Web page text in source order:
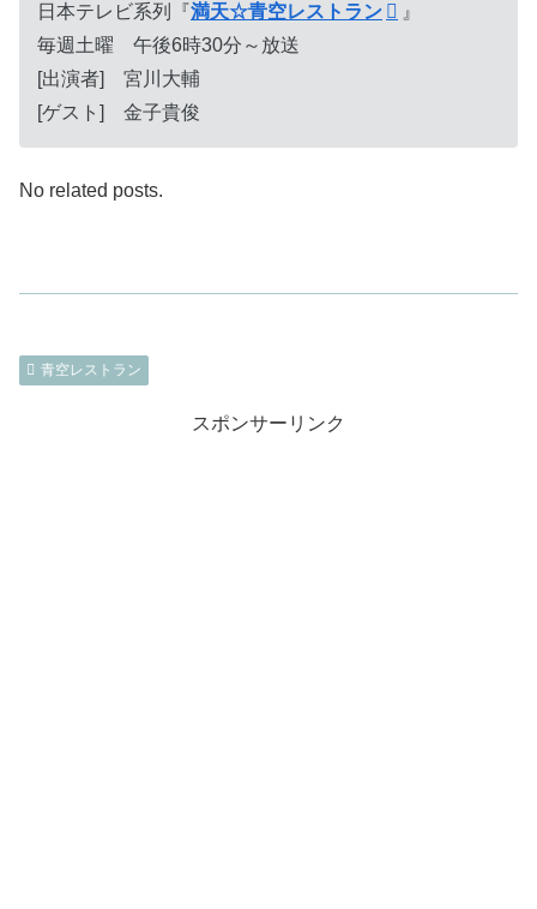
日本テレビ系列『満天☆青空レストラン
』
毎週土曜 午後6時30分～放送
[出演者] 宮川大輔
[ゲスト] 金子貴俊
No related posts.
青空レストラン
スポンサーリンク